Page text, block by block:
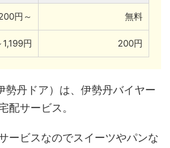
円～ 無料
1,199円 200円
勢丹ドア）は、伊勢丹バイヤー
配サービス。
ービスなのでスイーツやパンな